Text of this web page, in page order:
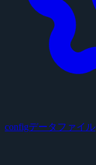
configデータファイル